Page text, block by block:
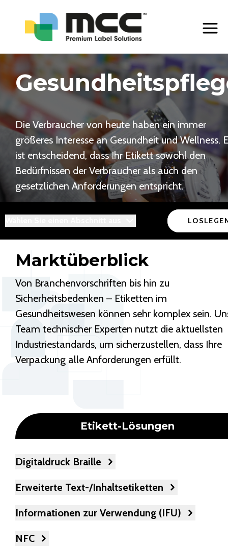
Die Verbraucher von heute haben ein immer
größeres Interesse an Gesundheit und Wellness.
ist entscheidend, dass Ihr Etikett sowohl den
Bedürfnissen der Verbraucher als auch den
gesetzlichen Anforderungen entspricht.
Marktüberblick
Von Branchenvorschriften bis hin zu
Sicherheitsbedenken – Etiketten im
Gesundheitswesen können sehr komplex sein.
Team technischer Experten nutzt die aktuellsten
Industriestandards, um sicherzustellen, dass Ihre
Verpackung alle Anforderungen erfüllt.
Etikett-Lösungen
Digitaldruck Braille
Erweiterte Text-/Inhaltsetiketten
Informationen zur Verwendung (IFU)
NFC